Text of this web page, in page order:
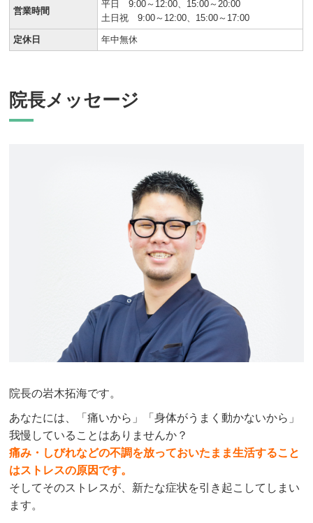
営業時間
平日 9:00～12:00、15:00～20:00
土日祝 9:00～12:00、15:00～17:00
定休日 年中無休
院長メッセージ
院長の岩木拓海です。
あなたには、「痛いから」「身体がうまく動かないから」
我慢していることはありませんか？
痛み・しびれなどの不調を放っておいたまま生活すること
はストレスの原因です。
そしてそのストレスが、新たな症状を引き起こしてしまい
ます。